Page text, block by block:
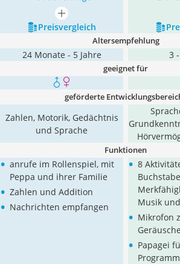
mehr anzeigen
Preis­vergleich
Altersempfehlung
24 Monate - 5 Jahre 3
geeignet für
geförderte
Zahlen, Motorik, Gedächtnis
und Sprache
Funktionen
• anrufe im Rollenspiel, mit
Peppa und ihrer Familie
• Zahlen und Addition
• Nachrichten empfangen
• 8
Musik
• Mikrofon
• Papagei